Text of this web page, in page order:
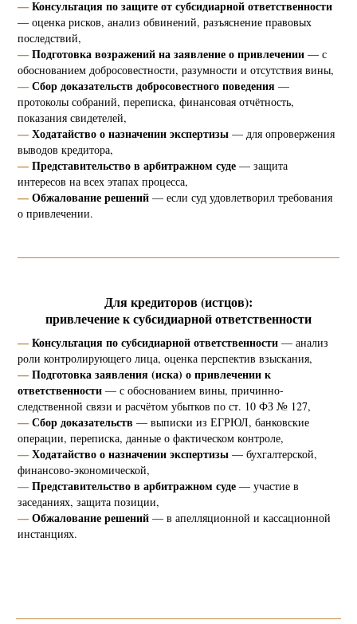
— Консультация по защите от субсидиарной ответственности
— оценка рисков, анализ обвинений, разъяснение правовых
последствий,
—Подготовка возражений на заявление о привлечении — с
обоснованием добросовестности, разумности и отсутствия вины,
—Сбор доказательств добросовестного поведения—
протоколы собраний, переписка, финансовая отчётность,
показания свидетелей,
—Ходатайство о назначении экспертизы— для опровержения
выводов кредитора,
— Представительство в арбитражном суде — защита
интересов на всех этапах процесса,
—Обжалование решений— если суд удовлетворил требования
о привлечении.
Для кредиторов (истцов):
привлечение к субсидиарной ответственности
— Консультация по субсидиарной ответственности— анализ
роли контролирующего лица, оценка перспектив взыскания,
—Подготовка заявления (иска) о привлечении к
ответственности — с обоснованием вины, причинно-
следственной связи и расчётом убытков по ст. 10 ФЗ № 127,
— Сбор доказательств — выписки из ЕГРЮЛ, банковские
операции, переписка, данные о фактическом контроле,
— Ходатайство о назначении экспертизы — бухгалтерской,
финансово-экономической,
— Представительство в арбитражном суде — участие в
заседаниях, защита позиции,
— Обжалование решений — в апелляционной и кассационной
инстанциях.